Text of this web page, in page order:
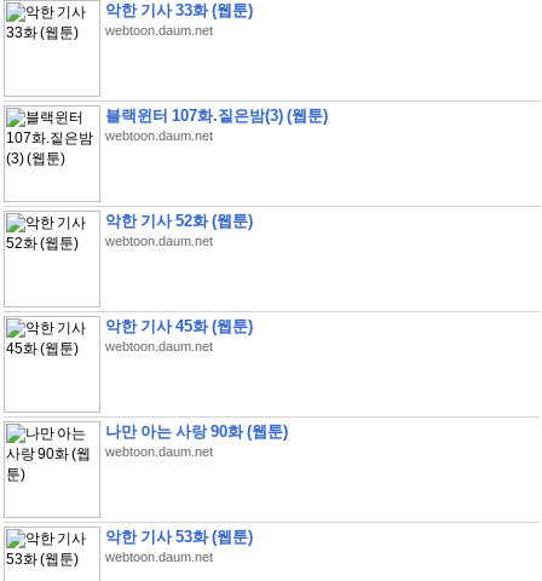
악한 기사 33화 (웹툰)
webtoon.daum.net
블랙윈터 107화.짙은밤(3) (웹툰)
webtoon.daum.net
악한 기사 52화 (웹툰)
webtoon.daum.net
악한 기사 45화 (웹툰)
webtoon.daum.net
나만 아는 사랑 90화 (웹툰)
webtoon.daum.net
악한 기사 53화 (웹툰)
webtoon.daum.net